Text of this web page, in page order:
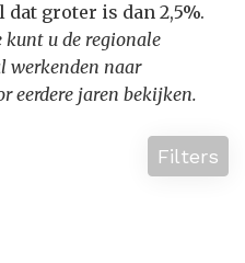
groter is dan 2,5%.
u de regionale
werkenden naar
eerdere jaren bekijken.
Filters